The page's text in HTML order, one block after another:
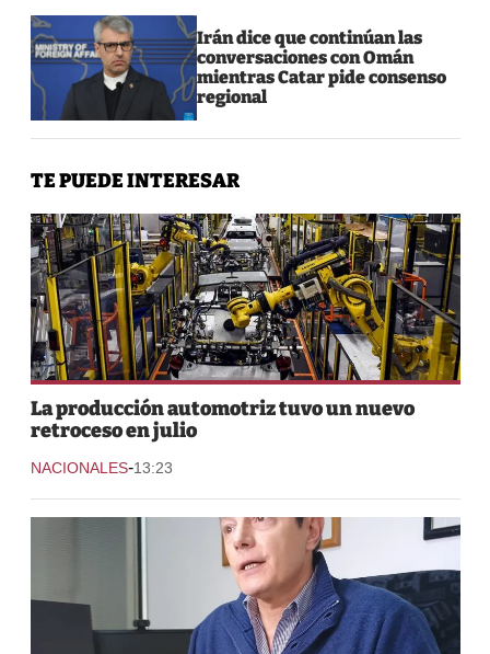
Irán dice que continúan las
conversaciones con Omán
mientras Catar pide consenso
regional
TE PUEDE INTERESAR
La producción automotriz tuvo un nuevo
retroceso en julio
NACIONALES-13:23